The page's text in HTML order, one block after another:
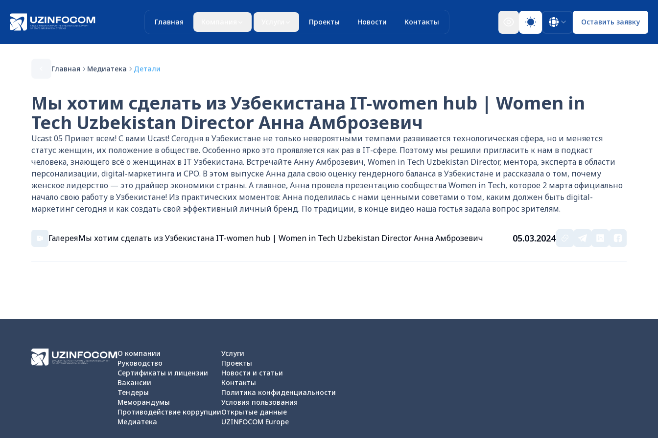
Главная Проекты Новости Контакты Оставить заявку
Главная Медиатека Детали
Мы хотим сделать из Узбекистана IT-women hub | Women in
Tech Uzbekistan Director Анна Амброзевич
Ucast 05 Привет всем! С вами Ucast! Сегодня в Узбекистане не только невероятными темпами развивается технологическая сфера, но и меняется
статус женщин, их положение в обществе. Особенно ярко это проявляется как раз в IT-сфере. Поэтому мы решили пригласить к нам в подкаст
человека, знающего всё о женщинах в IT Узбекистана. Встречайте Анну Амброзевич, Women in Tech Uzbekistan Director, ментора, эксперта в области
персонализации, digital-маркетинга и СРО. В этом выпуске Анна дала свою оценку гендерного баланса в Узбекистане и рассказала о том, почему
женское лидерство — это драйвер экономики страны. А главное, Анна провела презентацию сообщества Women in Tech, которое 2 марта официально
начало свою работу в Узбекистане! Из практических моментов: Анна поделилась с нами ценными советами о том, каким должен быть digital-
маркетинг сегодня и как создать свой эффективный личный бренд. По традиции, в конце видео наша гостья задала вопрос зрителям.
ГалереяМы хотим сделать из Узбекистана IT-women hub | Women in Tech Uzbekistan Director Анна Амброзевич 05.03.2024
О компании
Руководство
Сертификаты и лицензии
Вакансии
Тендеры
Меморандумы
Противодействие коррупции
Медиатека
Услуги
Проекты
Новости и статьи
Контакты
Политика конфиденциальности
Условия пользования
Открытые данные
UZINFOCOM Europe